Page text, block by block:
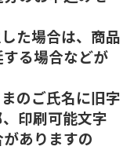
た場合は、商品
る場合などが
のご氏名に旧字
印刷可能文字
ありますの